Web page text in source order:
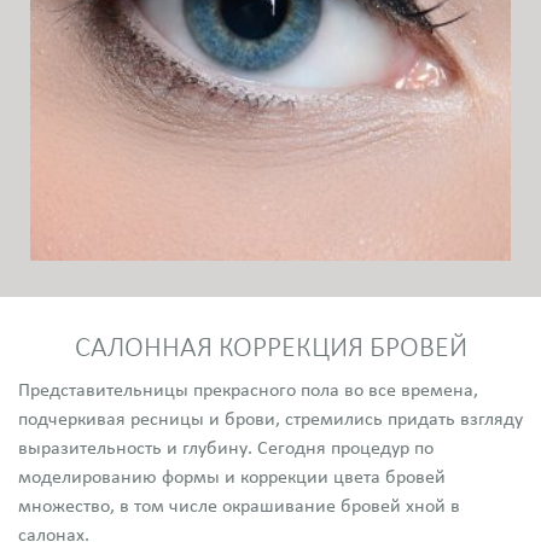
САЛОННАЯ КОРРЕКЦИЯ БРОВЕЙ
Представительницы прекрасного пола во все времена,
подчеркивая ресницы и брови, стремились придать взгляду
выразительность и глубину. Сегодня процедур по
моделированию формы и коррекции цвета бровей
множество, в том числе окрашивание бровей хной в
салонах.